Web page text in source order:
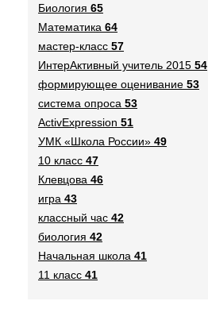
Биология 65
Математика 64
мастер-класс 57
ИнтерАктивный учитель 2015 54
формирующее оценивание 53
система опроса 53
ActivExpression 51
УМК «Школа России» 49
10 класс 47
Клевцова 46
игра 43
классный час 42
биология 42
Начальная школа 41
11 класс 41